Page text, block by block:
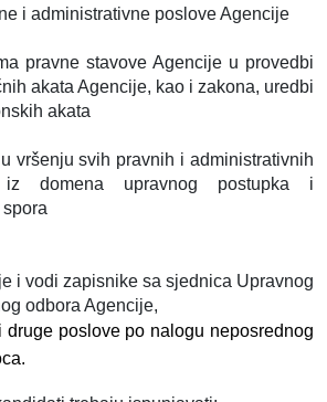
i administrativne poslove Agencije
pravne stavove Agencije u provedbi
akata Agencije, kao i zakona, uredbi
akata
vršenju svih pravnih i administrativnih
iz domena upravnog postupka i
i vodi zapisnike sa sjednica Upravnog
odbora Agencije,
druge poslove po nalogu neposrednog